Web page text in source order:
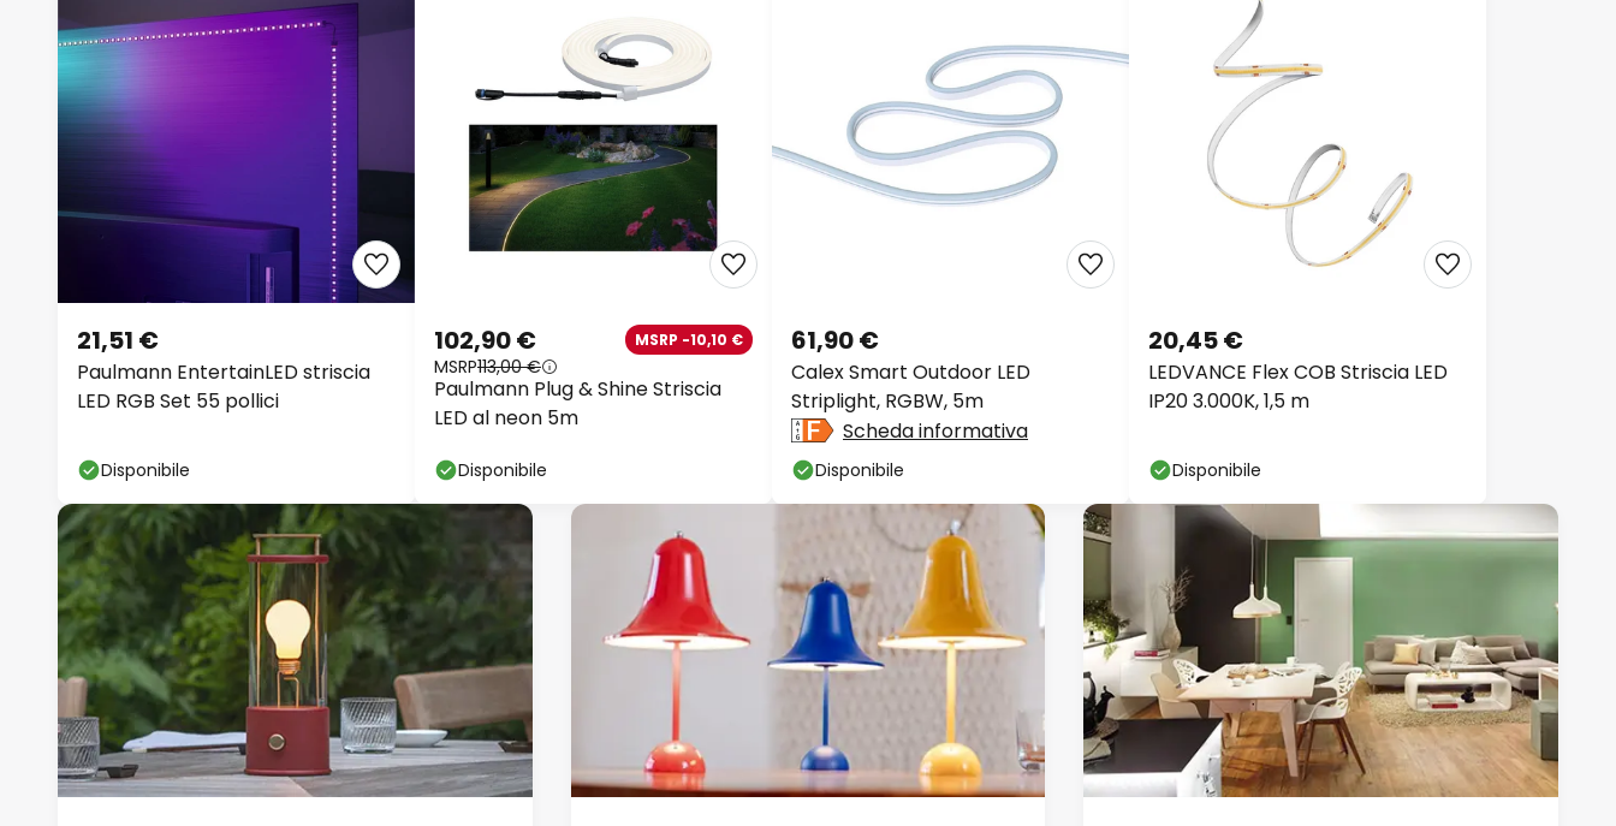
Paulmann EntertainLED striscia
LED RGB Set 55 pollici
21,51 €
Disponibile
Paulmann Plug & Shine Striscia
LED al neon 5m
102,90 € MSRP -10,10 €
MSRP113,00 €
Disponibile
Calex Smart Outdoor LED
Striplight, RGBW, 5m
61,90 €
Scheda informativa
Disponibile
LEDVANCE Flex COB Striscia LED
IP20 3.000K, 1,5 m
20,45 €
Disponibile